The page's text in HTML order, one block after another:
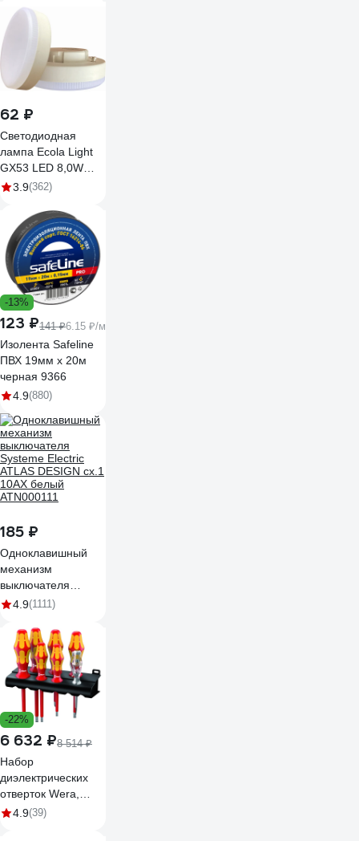
4500 770Лм 12Вт
4500K-нейтрально-
белый GX53
685200
62 ₽
Светодиодная
лампа Ecola Light
GX53 LED 8,0W
Tablet 220V 4200K
30000h
T5MV80ELC
3.9(362)
-13%
123 ₽141 ₽6.15 ₽/м
Изолента Safeline
ПВХ 19мм х 20м
черная 9366
4.9(880)
185 ₽
Одноклавишный
механизм
выключателя
Systeme Electric
10АХ белый
ATN000111
4.9(1111)
-22%
6 632 ₽8 514 ₽
Набор
диэлектрических
отверток Wera,
VDE, индикатор
4.9(39)